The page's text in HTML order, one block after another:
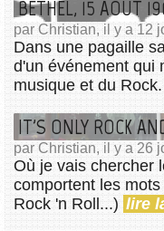
BETHEL, 15 AOÛT
par Christian, il y a 12
Dans une pagaille
d'un événement qui
musique et du Rock.
IT'S ONLY ROCK
par Christian, il y a 26
Où je vais chercher
comportent les
Rock 'n Roll...) lire